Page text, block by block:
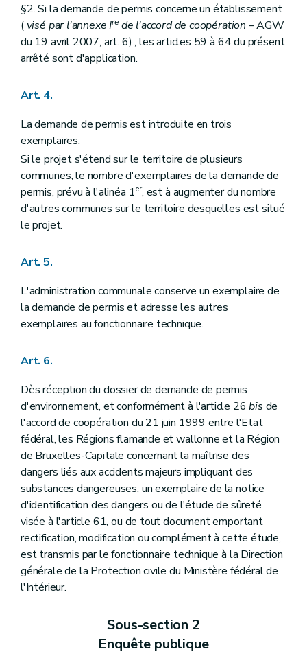
§2. Si la demande de permis concerne un établissement
( visé par l'annexe Irede l'accord de coopération – AGW
du 19 avril 2007, art. 6) , les articles 59 à 64 du présent
arrêté sont d'application.
Art. 4.
La demande de permis est introduite en trois
exemplaires.
Si le projet s'étend sur le territoire de plusieurs
communes, le nombre d'exemplaires de la demande de
permis, prévu à l'alinéa 1er, est à augmenter du nombre
d'autres communes sur le territoire desquelles est situé
le projet.
Art. 5.
L'administration communale conserve un exemplaire de
la demande de permis et adresse les autres
exemplaires au fonctionnaire technique.
Art. 6.
Dès réception du dossier de demande de permis
d'environnement, et conformément à l'article 26bis de
l'accord de coopération du 21 juin 1999 entre l'Etat
fédéral, les Régions flamande et wallonne et la Région
de Bruxelles-Capitale concernant la maîtrise des
dangers liés aux accidents majeurs impliquant des
substances dangereuses, un exemplaire de la notice
d'identification des dangers ou de l'étude de sûreté
visée à l'article 61, ou de tout document emportant
rectification, modification ou complément à cette étude,
est transmis par le fonctionnaire technique à la Direction
générale de la Protection civile du Ministère fédéral de
l'Intérieur.
Sous-section 2
Enquête publique